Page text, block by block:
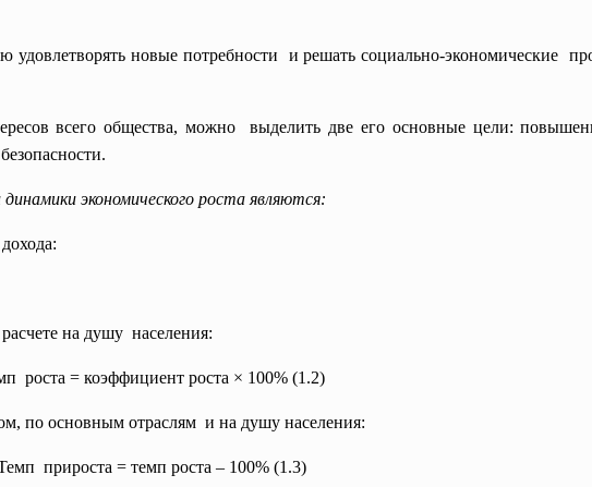
удовлетворять новые потребности и решать социально-экономические
всего общества, можно выделить две его основные цели:
экономического роста являются:
на душу населения:
роста = коэффициент роста × 100% (1.2)
по основным отраслям и на душу населения:
прироста = темп роста – 100% (1.3)